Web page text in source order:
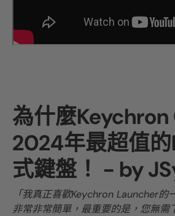
為什麼Keychron
2024年最超值
式鍵盤！ - by
「我真正喜歡Keychron Launcher的
非常非常簡單，最重要的是，您無需